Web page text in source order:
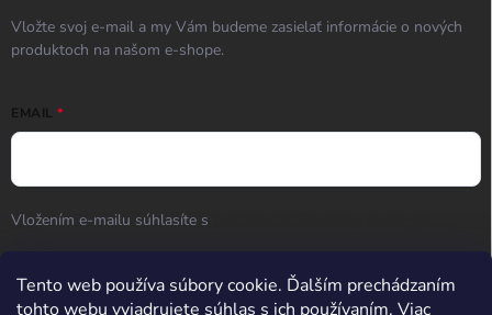
Tento web používa súbory cookie. Ďalším prechádzaním
tohto webu vyjadrujete súhlas s ich používaním. Viac
Vložte svoj e-mail a my Vám budeme zasielať informácie o nových
produktoch na našom e-shope.
EMAIL
Vložením e-mailu súhlasíte s
Prihlásiť sa